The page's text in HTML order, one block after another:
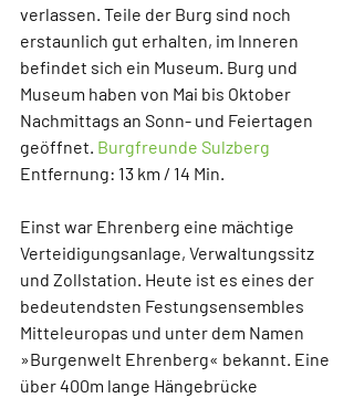
verlassen. Teile der Burg sind noch
erstaunlich gut erhalten, im Inneren
befindet sich ein Museum. Burg und
Museum haben von Mai bis Oktober
Nachmittags an Sonn- und Feiertagen
geöffnet. Burgfreunde Sulzberg
Entfernung: 13 km / 14 Min.
Einst war Ehrenberg eine mächtige
Verteidigungsanlage, Verwaltungssitz
und Zollstation. Heute ist es eines der
bedeutendsten Festungsensembles
Mitteleuropas und unter dem Namen
»Burgenwelt Ehrenberg« bekannt. Eine
über 400m lange Hängebrücke